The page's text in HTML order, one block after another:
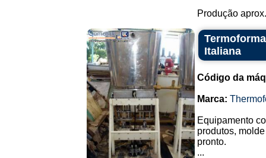
Produção
Italiana
Código da
Marca:
Equipamento
produtos,
pronto.
...